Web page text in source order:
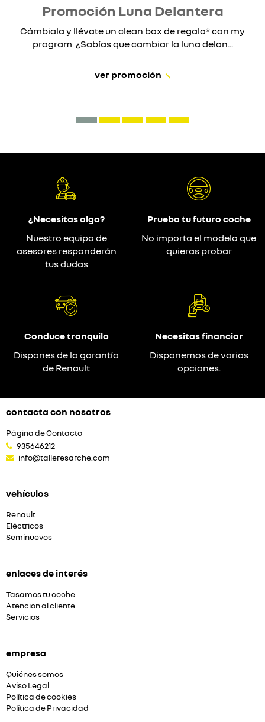
Promoción Luna Delantera
Cámbiala y llévate un clean box de regalo* con my
program ¿Sabías que cambiar la luna delan...
ver promoción
¿Necesitas algo?
Nuestro equipo de
asesores responderán
tus dudas
Prueba tu futuro coche
No importa el modelo que
quieras probar
Conduce tranquilo
Dispones de la garantía
de Renault
Necesitas financiar
Disponemos de varias
opciones.
contacta con nosotros
Página de Contacto
935646212
info@talleresarche.com
vehículos
Renault
Eléctricos
Seminuevos
enlaces de interés
Tasamos tu coche
Atencion al cliente
Servicios
empresa
Quiénes somos
Aviso Legal
Política de cookies
Política de Privacidad